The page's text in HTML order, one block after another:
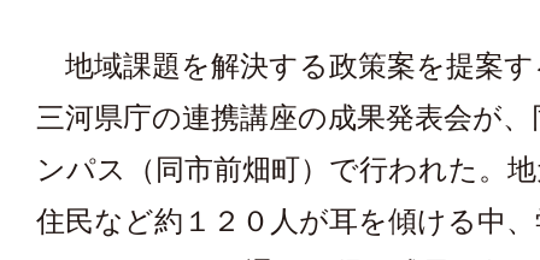
地域課題を解決する政策案を提案
三河県庁の連携講座の成果発表会が
ンパス（同市前畑町）で行われた。
住民など約１２０人が耳を傾ける中